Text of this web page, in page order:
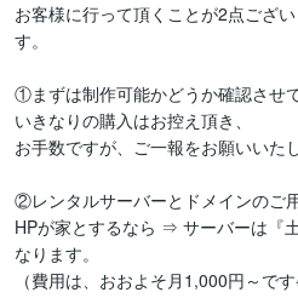
お客様に行って頂くことが2点ござ
す。
①まずは制作可能かどうか確認させ
いきなりの購入はお控え頂き、
お手数ですが、ご一報をお願いいた
②レンタルサーバーとドメインのご
HPが家とするなら ⇒ サーバーは『
なります。
（費用は、おおよそ月1,000円～で